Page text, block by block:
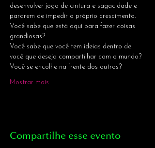
desenvolver jogo de cintura e sagacidade e
pararem de impedir o próprio crescimento.
Você sabe que está aqui para fazer coisas
grandiosas?
Você sabe que você tem ideias dentro de
você que deseja compartilhar com o mundo?
Você se encolhe na frente dos outros?
Mostrar mais
Compartilhe esse evento